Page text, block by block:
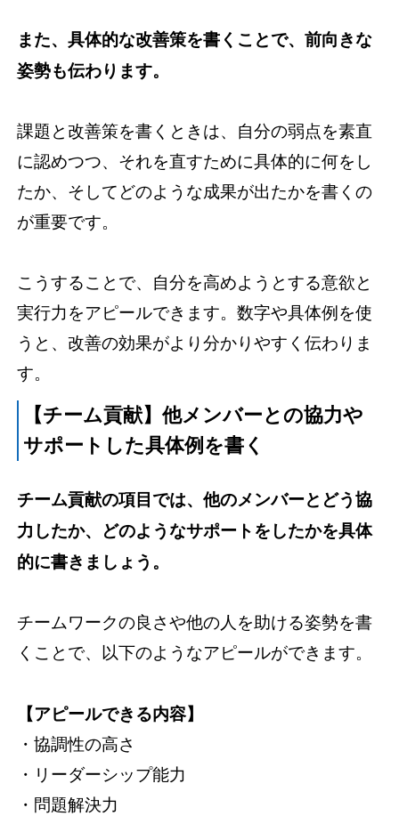
また、具体的な改善策を書くことで、前向きな
姿勢も伝わります。
課題と改善策を書くときは、自分の弱点を素直
に認めつつ、それを直すために具体的に何をし
たか、そしてどのような成果が出たかを書くの
が重要です。
こうすることで、自分を高めようとする意欲と
実行力をアピールできます。数字や具体例を使
うと、改善の効果がより分かりやすく伝わりま
す。
【チーム貢献】他メンバーとの協力や
サポートした具体例を書く
チーム貢献の項目では、他のメンバーとどう協
力したか、どのようなサポートをしたかを具体
的に書きましょう。
チームワークの良さや他の人を助ける姿勢を書
くことで、以下のようなアピールができます。
【アピールできる内容】
・協調性の高さ
・リーダーシップ能力
・問題解決力